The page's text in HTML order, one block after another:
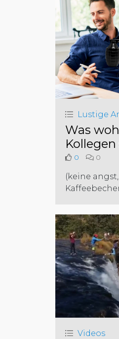
Lustige
Was
Kollegen
0 0
(keine
Videos